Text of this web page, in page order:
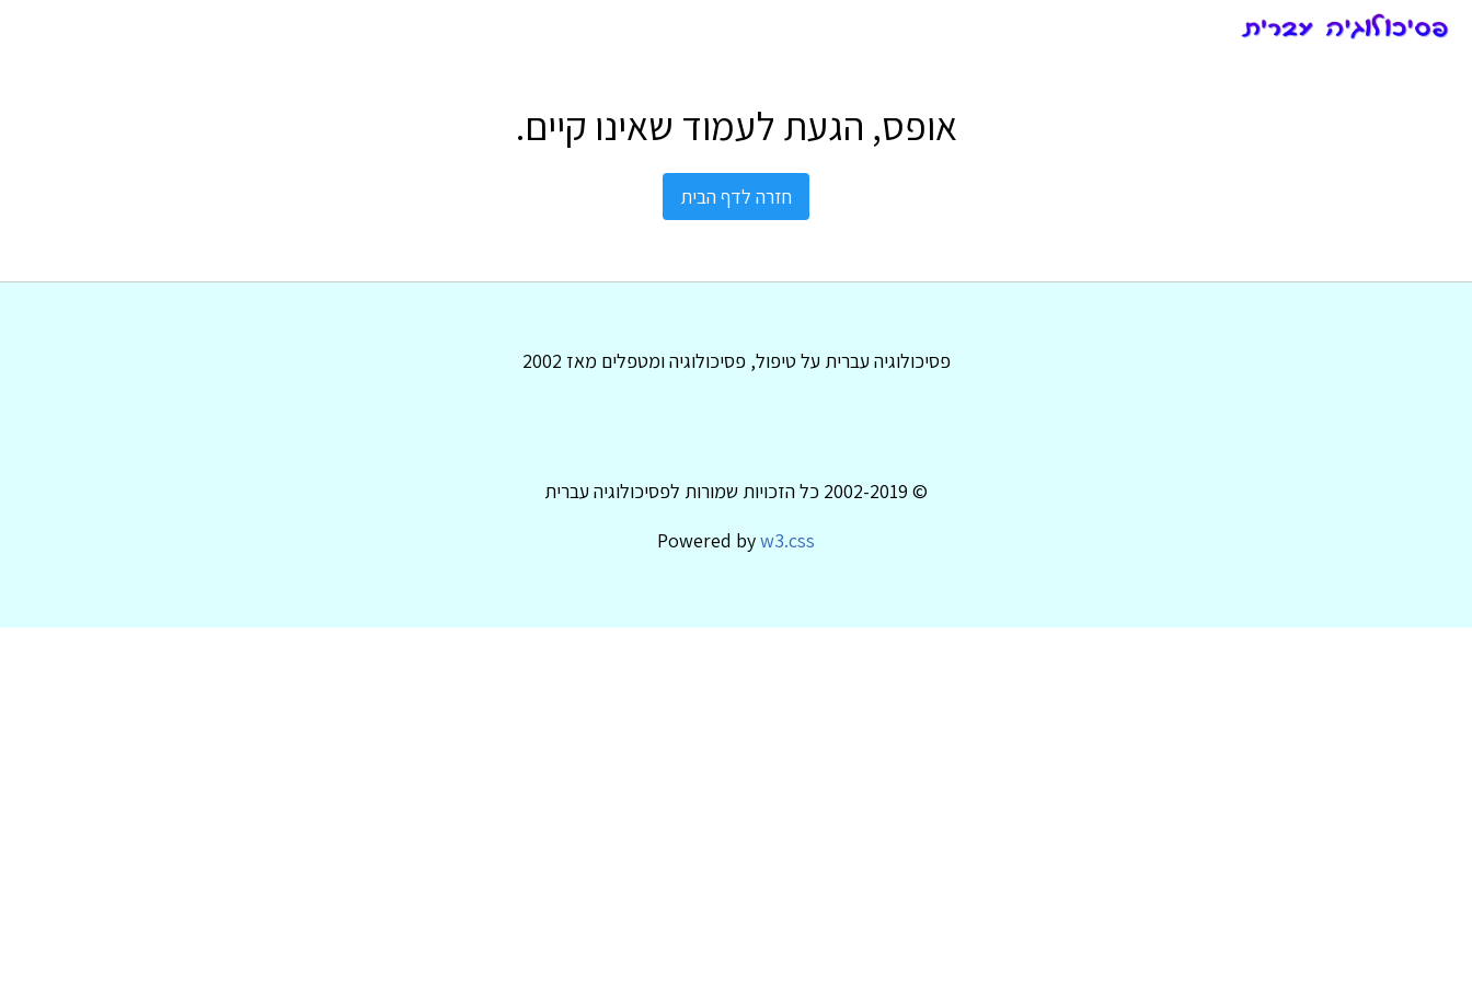
אופס, הגעת לעמוד שאינו קיים.
חזרה לדף הבית
פסיכולוגיה עברית על טיפול, פסיכולוגיה ומטפלים מאז 2002
© 2002-2019 כל הזכויות שמורות לפסיכולוגיה עברית
Powered byw3.css